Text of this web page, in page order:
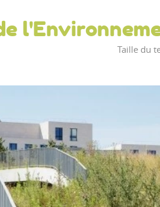
Taille du